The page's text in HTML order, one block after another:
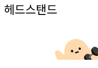
헤드스탠드